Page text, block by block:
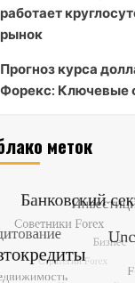
работает
рынок
Прогноз курса
Форекс: Ключевые
меток